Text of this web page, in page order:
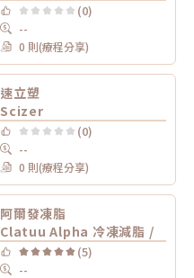
(0)
--
0 則(療程分享)
速立塑
Scizer
(0)
--
0 則(療程分享)
阿爾發凍脂
Clatuu Alpha 冷凍減脂 /
(5)
--